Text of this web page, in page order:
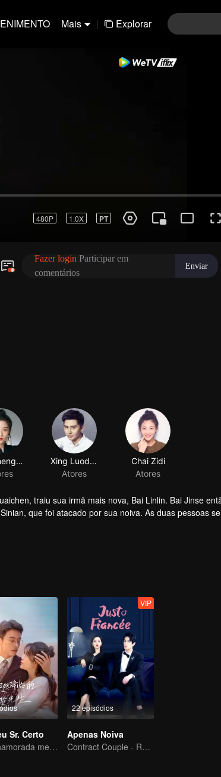
Mais | Explorar
traiu sua irmã mais nova, Bai Linlin. Bai Jinse
que foi atacado por sua noiva. As duas pessoas se
Jinse a se livrar do noivo traidor e a voltar ao trabalho.
Sr. Certo
Minha namorada mentirosa
22 episódios
VIP
Apenas Noiva
Contract Couple - Relacionamento falso e amor verdadeiro